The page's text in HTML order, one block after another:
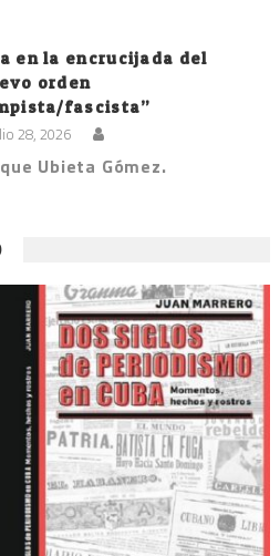
en la encrucijada del
orden
fascista”
28, 2026
Ubieta Gómez.